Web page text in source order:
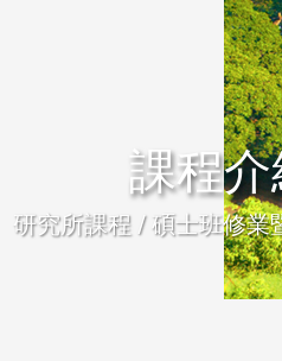
課程
研究所課程 / 碩士班修業